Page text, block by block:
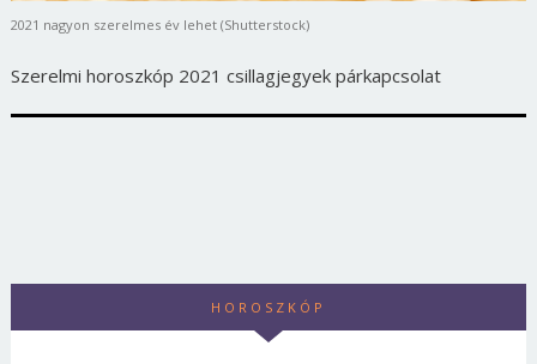
2021 nagyon szerelmes év lehet (Shutterstock)
Szerelmi horoszkóp 2021 csillagjegyek párkapcsolat
HOROSZKÓP